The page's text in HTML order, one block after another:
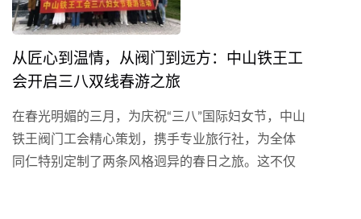
从匠心到温情，从阀门到远方：中山铁王工
会开启三八双线春游之旅
在春光明媚的三月，为庆祝“三八”国际妇女节，中山
铁王阀门工会精心策划，携手专业旅行社，为全体
同仁特别定制了两条风格迥异的春日之旅。这不仅